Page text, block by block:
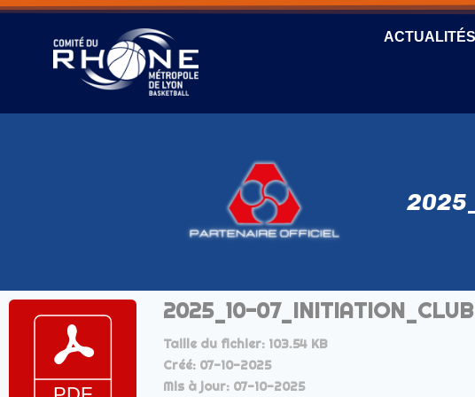
ACTUALITÉS
2025_10-07_INITIATION_CLUB
Taille du fichier: 103.54 KB
Créé: 07-10-2025
Mis à jour: 07-10-2025